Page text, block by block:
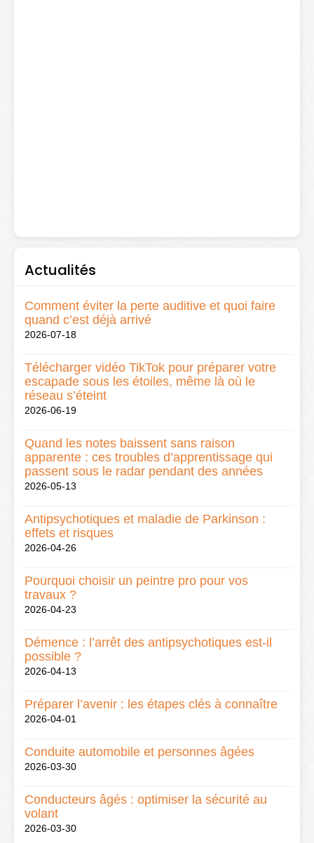
Actualités
Comment éviter la perte auditive et quoi faire
quand c’est déjà arrivé
2026-07-18
Télécharger vidéo TikTok pour préparer votre
escapade sous les étoiles, même là où le
réseau s’éteint
2026-06-19
Quand les notes baissent sans raison
apparente : ces troubles d’apprentissage qui
passent sous le radar pendant des années
2026-05-13
Antipsychotiques et maladie de Parkinson :
effets et risques
2026-04-26
Pourquoi choisir un peintre pro pour vos
travaux ?
2026-04-23
Démence : l’arrêt des antipsychotiques est-il
possible ?
2026-04-13
Préparer l’avenir : les étapes clés à connaître
2026-04-01
Conduite automobile et personnes âgées
2026-03-30
Conducteurs âgés : optimiser la sécurité au
volant
2026-03-30